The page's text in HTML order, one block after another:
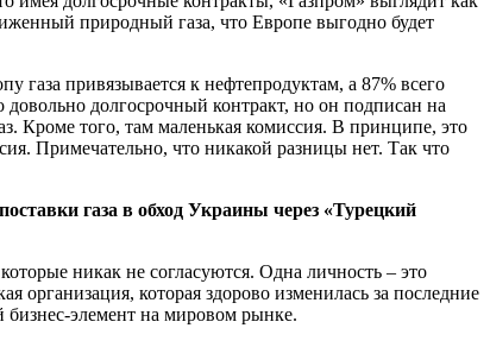
природный газа, что Европе выгодно будет
газа привязывается к нефтепродуктам, а 87% всего
довольно долгосрочный контракт, но он подписан на
Кроме того, там маленькая комиссия. В принципе, это
Примечательно, что никакой разницы нет. Так что
газа в обход Украины через «Турецкий
никак не согласуются. Одна личность – это
организация, которая здорово изменилась за последние
бизнес-элемент на мировом рынке.